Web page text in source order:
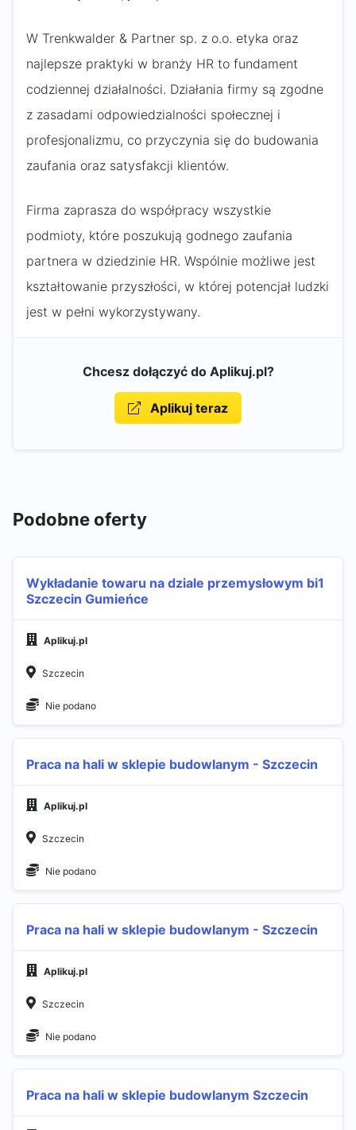
W Trenkwalder & Partner sp. z o.o. etyka oraz
najlepsze praktyki w branży HR to fundament
codziennej działalności. Działania firmy są zgodne
z zasadami odpowiedzialności społecznej i
profesjonalizmu, co przyczynia się do budowania
zaufania oraz satysfakcji klientów.
Firma zaprasza do współpracy wszystkie
podmioty, które poszukują godnego zaufania
partnera w dziedzinie HR. Wspólnie możliwe jest
kształtowanie przyszłości, w której potencjał ludzki
jest w pełni wykorzystywany.
Chcesz dołączyć do Aplikuj.pl?
Aplikuj teraz
Podobne oferty
Wykładanie towaru na dziale przemysłowym bi1
Szczecin Gumieńce
Aplikuj.pl
Szczecin
Nie podano
Praca na hali w sklepie budowlanym - Szczecin
Aplikuj.pl
Szczecin
Nie podano
Praca na hali w sklepie budowlanym - Szczecin
Aplikuj.pl
Szczecin
Nie podano
Praca na hali w sklepie budowlanym Szczecin